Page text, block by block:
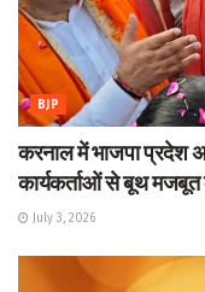
BJP
करनाल में भाजपा प्रदेश
कार्यकर्ताओं से बूथ मजबूत
July 3, 2026